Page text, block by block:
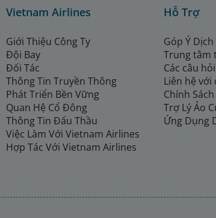
Vietnam Airlines
Giới Thiệu Công Ty
Đội Bay
Đối Tác
Thông Tin Truyền Thông
Phát Triển Bền Vững
Quan Hệ Cổ Đông
Thông Tin Đấu Thầu
Việc Làm Với Vietnam Airlines
Hợp Tác Với Vietnam Airlines
Hỗ Trợ
Góp Ý Dịch
Trung tâm
Các câu
Liên hệ với
Chính
Trợ Lý Ảo
Ứng Dụng